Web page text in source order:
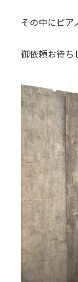
その中にピア
御依頼お待ち